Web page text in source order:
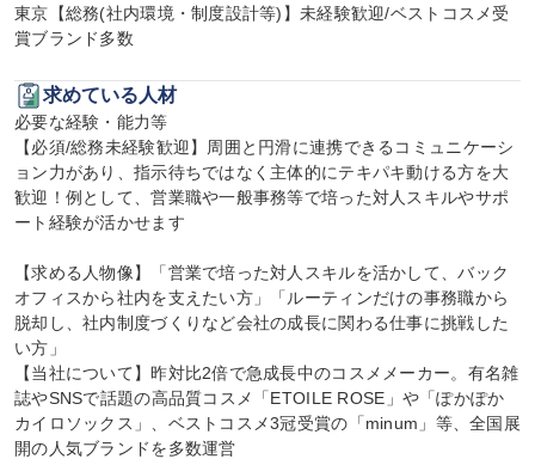
東京【総務(社内環境・制度設計等)】未経験歓迎/ベストコスメ受
賞ブランド多数
求めている人材
必要な経験・能力等
【必須/総務未経験歓迎】周囲と円滑に連携できるコミュニケーシ
ョン力があり、指示待ちではなく主体的にテキパキ動ける方を大
歓迎！例として、営業職や一般事務等で培った対人スキルやサポ
ート経験が活かせます
【求める人物像】「営業で培った対人スキルを活かして、バック
オフィスから社内を支えたい方」「ルーティンだけの事務職から
脱却し、社内制度づくりなど会社の成長に関わる仕事に挑戦した
い方」
【当社について】昨対比2倍で急成長中のコスメメーカー。有名雑
誌やSNSで話題の高品質コスメ「ETOILE ROSE」や「ぽかぽか
カイロソックス」、ベストコスメ3冠受賞の「minum」等、全国展
開の人気ブランドを多数運営